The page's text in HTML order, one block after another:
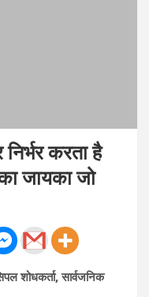
करता है
जायका जो
शोधकर्ता, सार्वजनिक